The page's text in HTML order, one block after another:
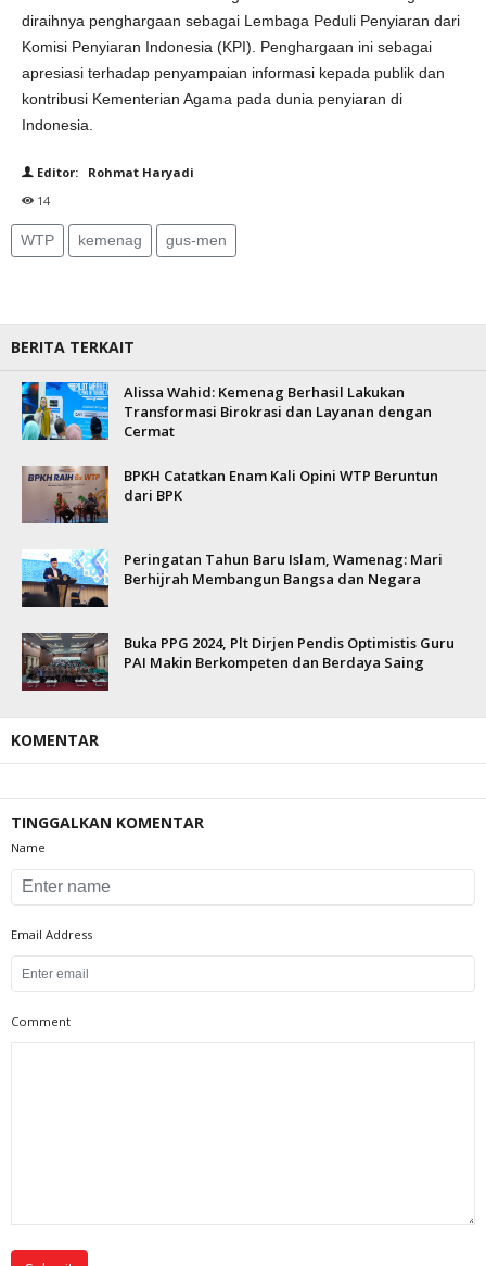
diraihnya penghargaan sebagai Lembaga Peduli Penyiaran dari
Komisi Penyiaran Indonesia (KPI). Penghargaan ini sebagai
apresiasi terhadap penyampaian informasi kepada publik dan
kontribusi Kementerian Agama pada dunia penyiaran di
Indonesia.
Editor: Rohmat Haryadi
14
WTP kemenag gus-men
BERITA TERKAIT
Alissa Wahid: Kemenag Berhasil Lakukan
Transformasi Birokrasi dan Layanan dengan
Cermat
BPKH Catatkan Enam Kali Opini WTP Beruntun
dari BPK
Peringatan Tahun Baru Islam, Wamenag: Mari
Berhijrah Membangun Bangsa dan Negara
Buka PPG 2024, Plt Dirjen Pendis Optimistis Guru
PAI Makin Berkompeten dan Berdaya Saing
KOMENTAR
TINGGALKAN KOMENTAR
Name
Email Address
Comment